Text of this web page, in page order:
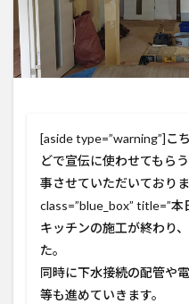
[aside type=”warning”]こ
どで宣伝に使わせてもら
事させていただいており
class=”blue_box” title=”
キッチンの施工が終わり
た。
同時に下水接続の配管や
等も進めていきます。